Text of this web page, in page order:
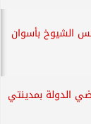
الشيوخ بأسوان
الدولة بمدينتي